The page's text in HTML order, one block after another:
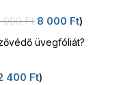
000Ft 8 000 Ft)
üvegfóliát?
400 Ft)